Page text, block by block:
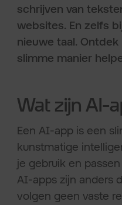
schrijven van
websites. En zelfs
nieuwe taal.
slimme manier
Wat zijn AI-
Een AI-app is een
kunstmatige
je gebruik en
AI-apps zijn anders
volgen geen vaste